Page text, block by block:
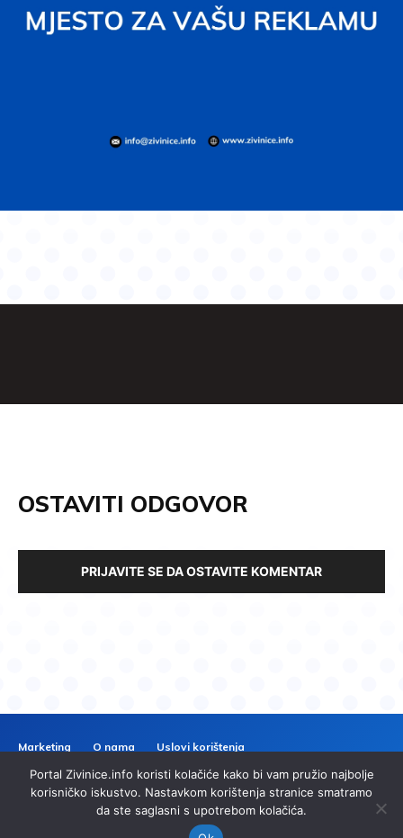
OSTAVITI ODGOVOR
PRIJAVITE SE DA OSTAVITE KOMENTAR
Marketing O nama
Uslovi korištenja
Politika privatnosti
Kontakt
ZIVINICEINFO
© 2024 Zivinice.info. Sva prava zadržana. | Izrada
Portal Zivinice.info koristi kolačiće kako bi vam pružio najbolje
korisničko iskustvo. Nastavkom korištenja stranice smatramo
da ste saglasni s upotrebom kolačića.